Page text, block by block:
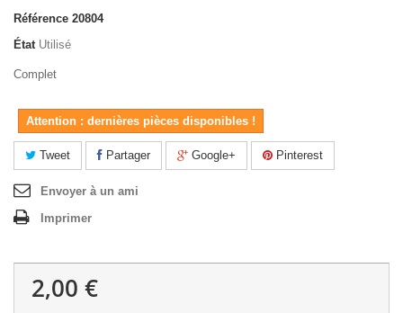
Référence 20804
État Utilisé
Complet
Attention : dernières pièces disponibles !
Tweet Partager Google+ Pinterest
Envoyer à un ami
Imprimer
2,00 €